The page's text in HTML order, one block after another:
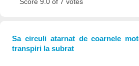
Score 9.0 of 7 votes
Sa circuli atarnat de coarnele
transpiri la subrat